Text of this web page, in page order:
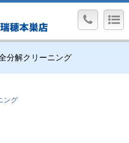
分解クリーニング
ング